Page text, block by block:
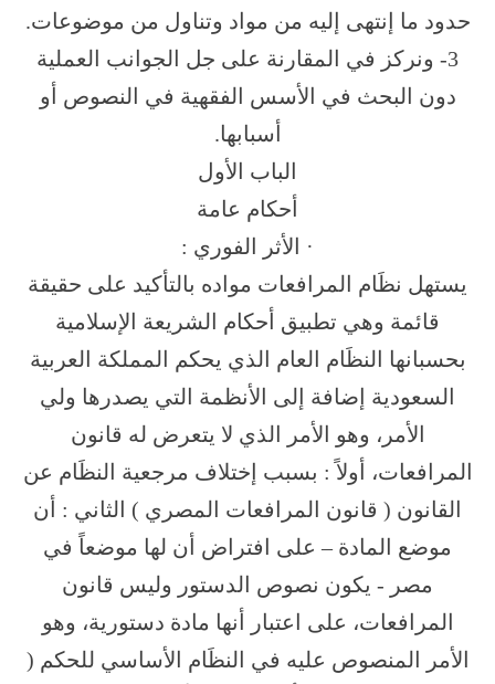
حدود ما إنتهى إليه من مواد وتناول من موضوعات.
3- ونركز في المقارنة على جل الجوانب العملية
دون البحث في الأسس الفقهية في النصوص أو
أسبابها.
الباب الأول
أحكام عامة
· الأثر الفوري :
يستهل نظَام المرافعات مواده بالتأكيد على حقيقة
قائمة وهي تطبيق أحكام الشريعة الإسلامية
بحسبانها النظَام العام الذي يحكم المملكة العربية
السعودية إضافة إلى الأنظمة التي يصدرها ولي
الأمر، وهو الأمر الذي لا يتعرض له قانون
المرافعات، أولاً : بسبب إختلاف مرجعية النظَام عن
القانون ( قانون المرافعات المصري ) الثاني : أن
موضع المادة – على افتراض أن لها موضعاً في
مصر - يكون نصوص الدستور وليس قانون
المرافعات، على اعتبار أنها مادة دستورية، وهو
الأمر المنصوص عليه في النظَام الأساسي للحكم (